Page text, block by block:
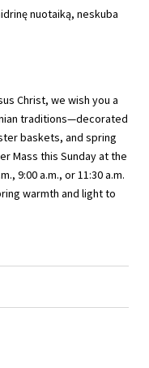
nuotaiką, neskuba
Christ, we wish you a
traditions—decorated
baskets, and spring
Mass this Sunday at the
9:00 a.m., or 11:30 a.m.
warmth and light to